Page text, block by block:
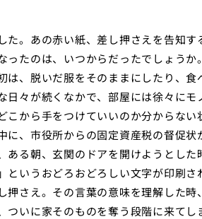
。あの赤い紙、差し押さえを告知す
たのは、いつからだったでしょうか
は、脱いだ服をそのままにしたり、食
々が続くなかで、部屋には徐々にモ
から手をつけていいのか分からない
、市役所からの固定資産税の督促状
る朝、玄関のドアを開けようとした
いうおどろおどろしい文字が印刷さ
さえ。その言葉の意味を理解した時
いに家そのものを奪う段階に来てし